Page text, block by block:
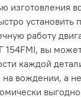
изготовления
установить
работу
154FMI, вы
каждой
на вождении, а